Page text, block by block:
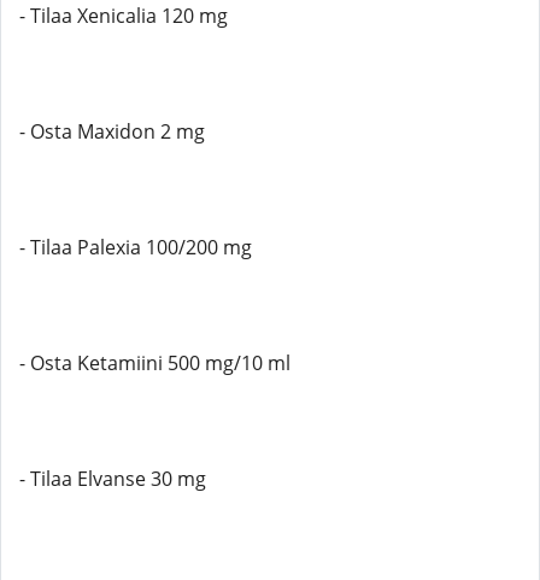
- Tilaa Xenicalia 120 mg
- Osta Maxidon 2 mg
- Tilaa Palexia 100/200 mg
- Osta Ketamiini 500 mg/10 ml
- Tilaa Elvanse 30 mg